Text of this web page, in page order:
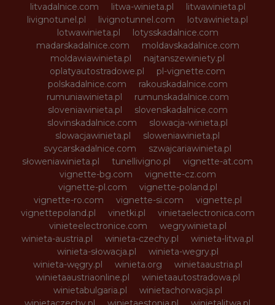
litvadalnice.com
litwa-winieta.pl
litwawinieta.pl
livignotunel.pl
livignotunnel.com
lotvawinieta.pl
lotwawinieta.pl
lotysskadalnice.com
madarskadalnice.com
moldavskadalnice.com
moldawiawinieta.pl
najtanszewiniety.pl
oplatyautostradowe.pl
pl-vignette.com
polskadalnice.com
rakouskadalnice.com
rumuniawinieta.pl
rumunskadalnice.com
sloveniawinieta.pl
slovenskadalnice.com
slovinskadalnice.com
slowacja-winieta.pl
slowacjawinieta.pl
sloweniawinieta.pl
svycarskadalnice.com
szwajcariawinieta.pl
słoweniawinieta.pl
tunellivigno.pl
vignette-at.com
vignette-bg.com
vignette-cz.com
vignette-pl.com
vignette-poland.pl
vignette-ro.com
vignette-si.com
vignette.pl
vignettepoland.pl
vinetki.pl
vinietaelectronica.com
vinieteelectronice.com
wegrywinieta.pl
winieta-austria.pl
winieta-czechy.pl
winieta-litwa.pl
winieta-słowacja.pl
winieta-wegry.pl
winieta-węgry.pl
winieta.org
winietaaustria.pl
winietaaustriaonline.pl
winietaautostradowa.pl
winietabulgaria.pl
winietachorwacja.pl